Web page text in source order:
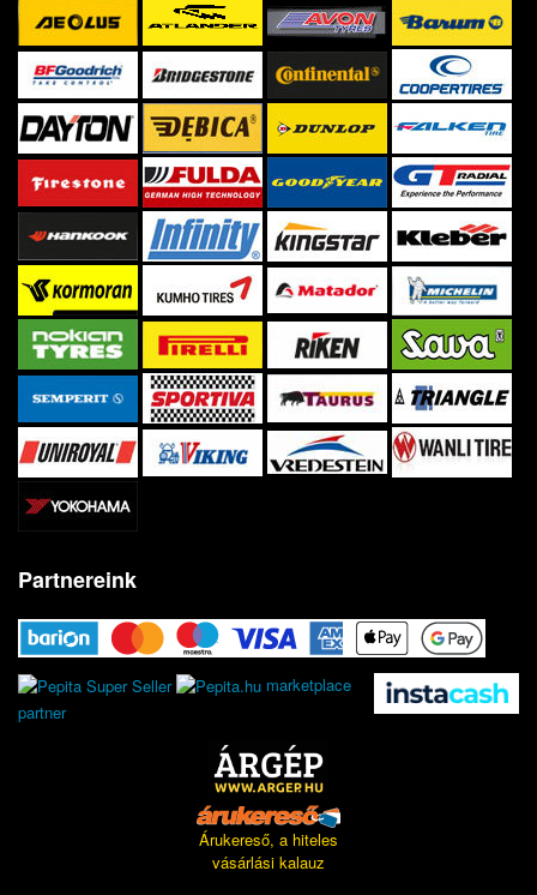
Partnereink
marketplace
partner
Árukereső, a hiteles
vásárlási kalauz